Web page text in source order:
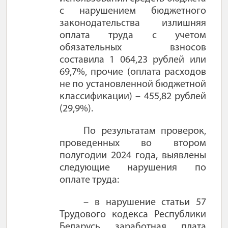
с нарушением бюджетного
законодательства излишняя
оплата труда с учетом
обязательных взносов
составила 1 064,23 рублей или
69,7%, прочие (оплата расходов
не по установленной бюджетной
классификации) – 455,82 рублей
(29,9%).
По результатам проверок,
проведенных во втором
полугодии 2024 года, выявлены
следующие нарушения по
оплате труда:
– в нарушение статьи 57
Трудового кодекса Республики